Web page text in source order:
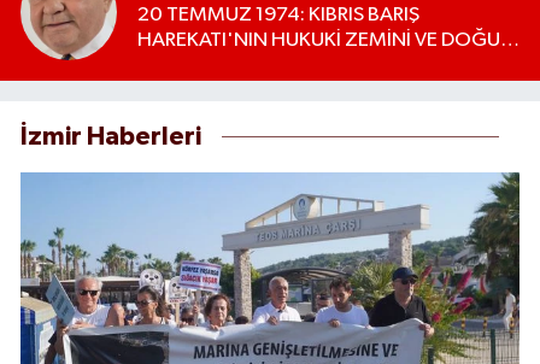
20 TEMMUZ 1974: KIBRIS BARIŞ
HAREKATI'NIN HUKUKİ ZEMİNİ VE DOĞU
İzmir Haberleri